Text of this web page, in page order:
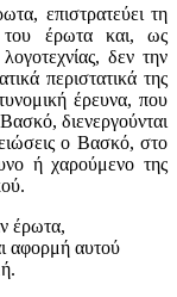
επιστρατεύει τη
του έρωτα και, ως
δεν την
περιστατικά της
έρευνα, που
διενεργούνται
ο Βασκό, στο
ή χαρούμενο της
έρωτα,
αφορμή αυτού